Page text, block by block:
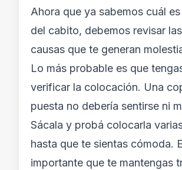
Ahora que ya sabemos cuál
del cabito, debemos revisar
causas que te generan
Lo más probable es que
verificar la colocación. Una
puesta no debería sentirse ni
Sácala y probá colocarla
hasta que te sientas cómoda.
importante que te mantengas